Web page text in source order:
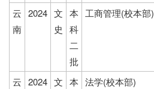
云
南
2024 文
史
本
科
二
批
工商管理(校本部)
云 2024 文 本 法学(校本部)